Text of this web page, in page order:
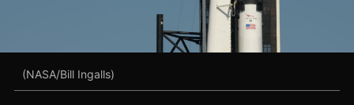
(NASA/Bill Ingalls)